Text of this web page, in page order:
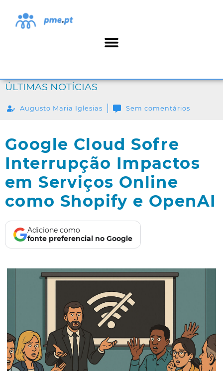
ÚLTIMAS NOTÍCIAS
Augusto Maria Iglesias Sem comentários
Google Cloud Sofre
Interrupção Impactos
em Serviços Online
como Shopify e OpenAI
Adicione como
fonte preferencial no Google